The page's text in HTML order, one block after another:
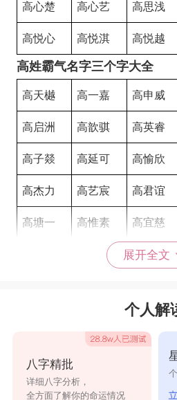
高心楚 高心艺 高思浅
高悦心 高悦淇 高悦越
高姓霸气名字三个字大全
高天樾 高一嘉 高申威
高启洲 高歆骐 高英睿
高子燚 高延可 高愉欣
高杰力 高艺宸 高君谊
高塘一 高惟素 高宜慈
高茗薪 高之娥
高奕欣
展开全文
个人解
八字精批
详细八字分析，
全方面了解你的命运情况